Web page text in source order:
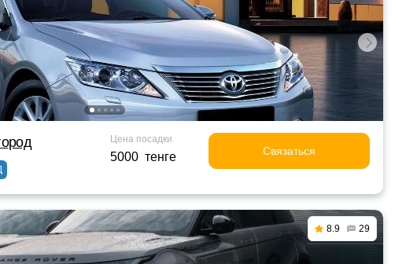
Цена посадки
5000 тенге Связаться
8.9 29